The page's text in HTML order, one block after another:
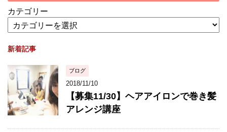
カテゴリー
新着記事
ブログ
2018/11/10
【募集11/30】ヘアアイロンで巻き髪
アレンジ講座